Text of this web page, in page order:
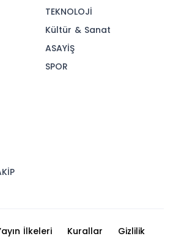
TEKNOLOJİ
Kültür & Sanat
ASAYİŞ
SPOR
İlkeleri Kurallar Gizlilik